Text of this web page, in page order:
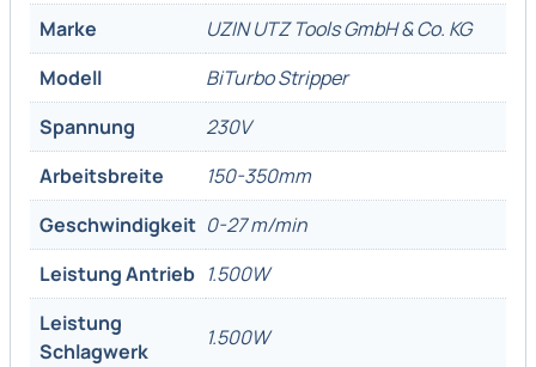
Marke
UZIN UTZ Tools GmbH & Co. KG
Modell
BiTurbo Stripper
Spannung
230V
Arbeitsbreite
150-350mm
Geschwindigkeit 0-27 m/min
Leistung Antrieb 1.500W
Leistung
Schlagwerk
1.500W